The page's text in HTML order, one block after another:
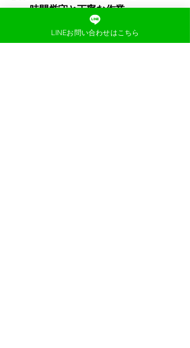
時間厳守と丁寧な作業
→ 顧客満足度が高まり、安定的な
依頼につながります。
LINEお問い合わせはこちら